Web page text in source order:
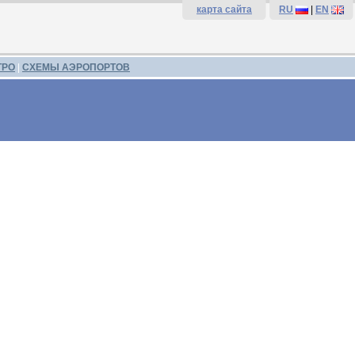
карта сайта RU EN
СХЕМЫ АЭРОПОРТОВ